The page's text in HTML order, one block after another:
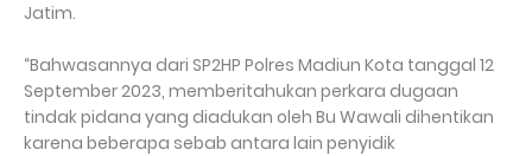
Jatim.
“Bahwasannya dari SP2HP Polres Madiun Kota tanggal 12
September 2023, memberitahukan perkara dugaan
tindak pidana yang diadukan oleh Bu Wawali dihentikan
karena beberapa sebab antara lain penyidik